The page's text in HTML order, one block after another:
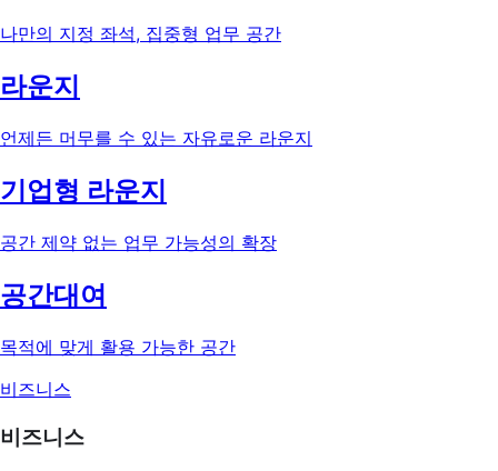
나만의 지정 좌석, 집중형 업무 공간
라운지
언제든 머무를 수 있는 자유로운 라운지
기업형 라운지
공간 제약 없는 업무 가능성의 확장
공간대여
목적에 맞게 활용 가능한 공간
비즈니스
비즈니스